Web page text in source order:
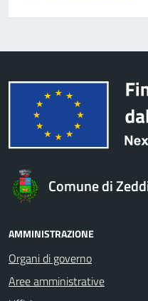
Comune di
AMMINISTRAZIONE
Organi di governo
Aree amministrative